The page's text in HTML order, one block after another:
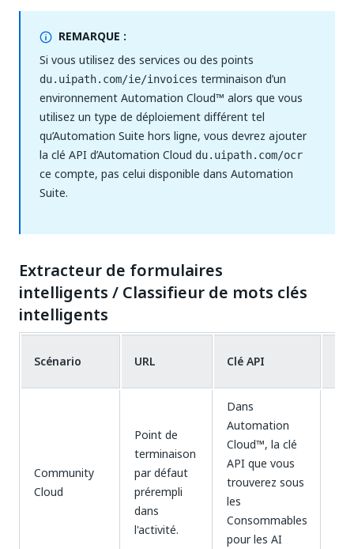
REMARQUE :
Si vous utilisez des services ou des points
du.uipath.com/ie/invoices terminaison d’un
environnement Automation Cloud™ alors que vous
utilisez un type de déploiement différent tel
qu’Automation Suite hors ligne, vous devrez ajouter
la clé API d’Automation Cloud du.uipath.com/ocr
ce compte, pas celui disponible dans Automation
Suite.
Extracteur de formulaires
intelligents / Classifieur de mots clés
intelligents
Scénario URL Clé API
Community
Cloud
Point de
terminaison
par défaut
prérempli
dans
l'activité.
Dans
Automation
Cloud™, la clé
API que vous
trouverez sous
les
Consommables
pour les AI